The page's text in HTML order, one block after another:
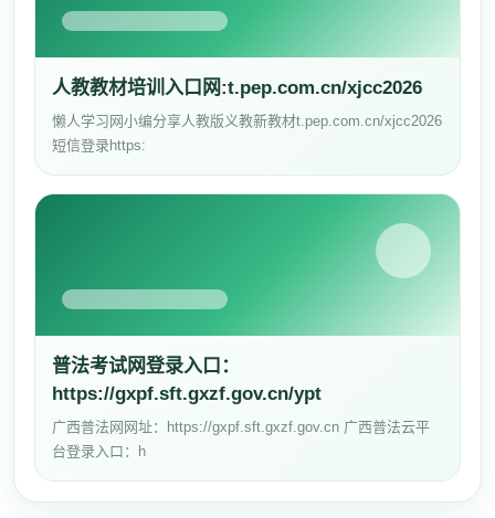
人教教材培训入口网:t.pep.com.cn/xjcc2026
懒人学习网小编分享人教版义教新教材t.pep.com.cn/xjcc2026
短信登录https:
普法考试网登录入口：
https://gxpf.sft.gxzf.gov.cn/ypt
广西普法网网址：https://gxpf.sft.gxzf.gov.cn 广西普法云平
台登录入口：h